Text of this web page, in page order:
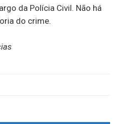
da Polícia Civil. Não há
do crime.